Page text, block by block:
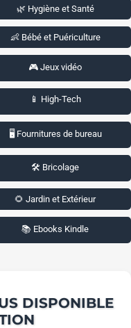
🌿 Hygiène et Santé
👶 Bébé et Puériculture
🎮 Jeux vidéo
📱 High-Tech
🖥️ Fournitures de bureau
🛠️ Bricolage
🌻 Jardin et Extérieur
📚 Ebooks Kindle
DISPONIBLE